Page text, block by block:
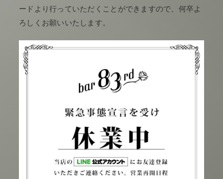
ードより行っていただくことができますので、何卒よ
ろしくお願いいたします。